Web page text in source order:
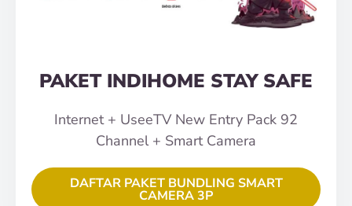
PAKET INDIHOME STAY SAFE
Internet + UseeTV New Entry Pack 92
Channel + Smart Camera
DAFTAR PAKET BUNDLING SMART
CAMERA 3P